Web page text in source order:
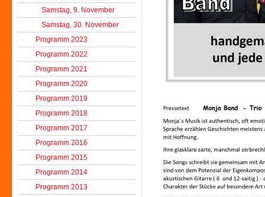
Samstag, 9. November
Samstag, 30. November
Programm 2023
Programm 2022
Programm 2021
Programm 2020
Programm 2019
Programm 2018
Programm 2017
Programm 2016
Programm 2015
Programm 2014
Programm 2013